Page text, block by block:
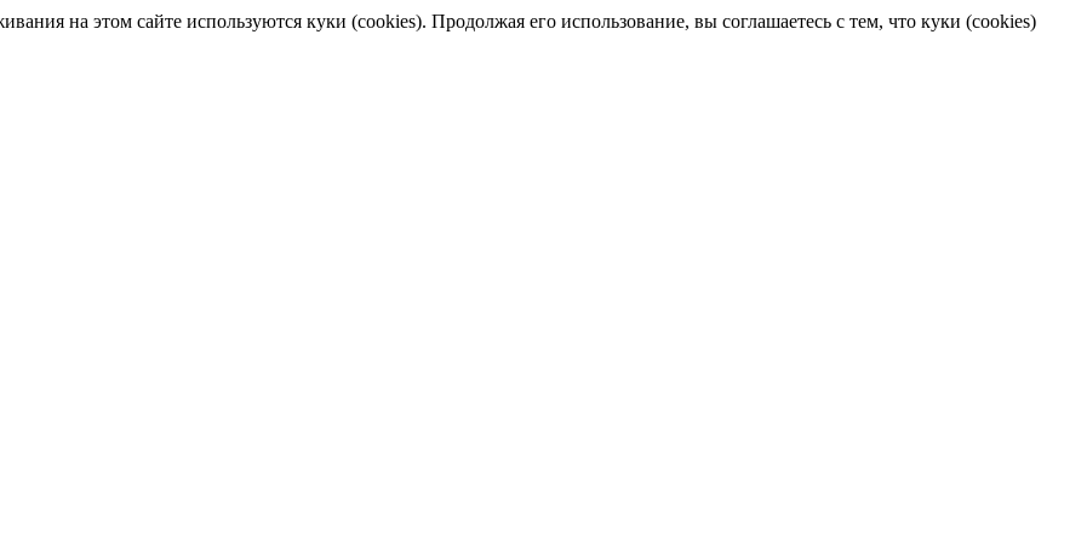
на этом сайте используются куки (cookies). Продолжая его использование, вы соглашаетесь с тем, что куки (cookies)